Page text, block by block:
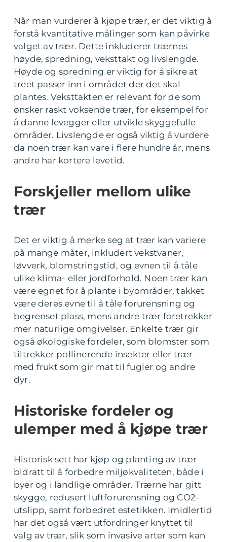
Når man vurderer å kjøpe trær, er det viktig å
forstå kvantitative målinger som kan påvirke
valget av trær. Dette inkluderer trærnes
høyde, spredning, veksttakt og livslengde.
Høyde og spredning er viktig for å sikre at
treet passer inn i området der det skal
plantes. Veksttakten er relevant for de som
ønsker raskt voksende trær, for eksempel for
å danne levegger eller utvikle skyggefulle
områder. Livslengde er også viktig å vurdere
da noen trær kan vare i flere hundre år, mens
andre har kortere levetid.
Forskjeller mellom ulike
trær
Det er viktig å merke seg at trær kan variere
på mange måter, inkludert vekstvaner,
løvverk, blomstringstid, og evnen til å tåle
ulike klima- eller jordforhold. Noen trær kan
være egnet for å plante i byområder, takket
være deres evne til å tåle forurensning og
begrenset plass, mens andre trær foretrekker
mer naturlige omgivelser. Enkelte trær gir
også økologiske fordeler, som blomster som
tiltrekker pollinerende insekter eller trær
med frukt som gir mat til fugler og andre
dyr.
Historiske fordeler og
ulemper med å kjøpe trær
Historisk sett har kjøp og planting av trær
bidratt til å forbedre miljøkvaliteten, både i
byer og i landlige områder. Trærne har gitt
skygge, redusert luftforurensning og CO2-
utslipp, samt forbedret estetikken. Imidlertid
har det også vært utfordringer knyttet til
valg av trær, slik som invasive arter som kan